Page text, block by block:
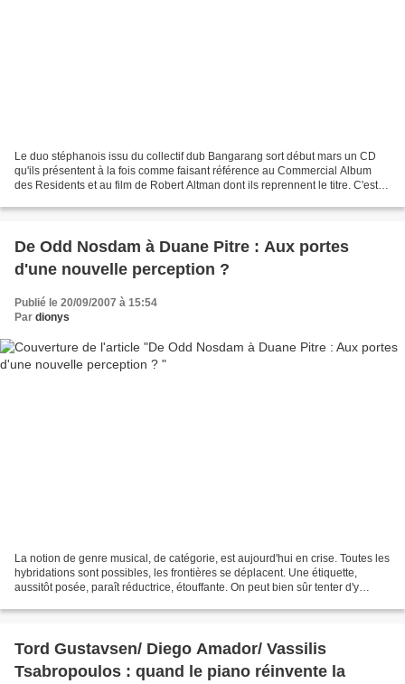
Le duo stéphanois issu du collectif dub Bangarang sort début mars un CD
qu'ils présentent à la fois comme faisant référence au Commercial Album
des Residents et au film de Robert Altman dont ils reprennent le titre. C'est
De Odd Nosdam à Duane Pitre : Aux portes
d'une nouvelle perception ?
Publié le 20/09/2007 à 15:54
Par dionys
La notion de genre musical, de catégorie, est aujourd'hui en crise. Toutes les
hybridations sont possibles, les frontières se déplacent. Une étiquette,
aussitôt posée, paraît réductrice, étouffante. On peut bien sûr tenter d'y
Tord Gustavsen/ Diego Amador/ Vassilis
Tsabropoulos : quand le piano réinvente la